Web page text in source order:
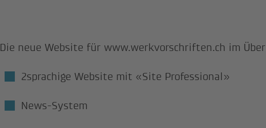
Die neue Website für www.werkvorschriften.ch im
2sprachige Website mit «Site Professional»
News-System